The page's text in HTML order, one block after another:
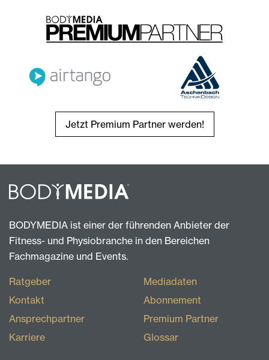
Jetzt Premium Partner werden!
BODYMEDIA ist einer der führenden Anbieter der
Fitness- und Physiobranche in den Bereichen
Fachmagazine und Events.
Ratgeber
Kontakt
Ansprechpartner
Karriere
Mediadaten
Abonnement
Premium Partner
Glossar